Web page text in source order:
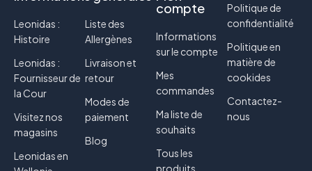
Leonidas :
Histoire
Leonidas :
Fournisseur de
la Cour
Visitez nos
magasins
Leonidas en
Liste des
Allergènes
Livraison et
retour
Modes de
paiement
Blog
compte
Informations
sur le compte
Mes
commandes
Ma liste de
souhaits
Tous les
produits
Politique de
confidentialité
Politique en
matière de
cookides
Contactez-
nous